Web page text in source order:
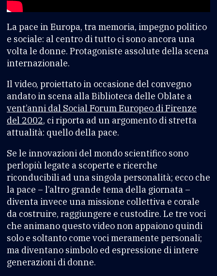
La pace in Europa, tra memoria, impegno politico
e sociale: al centro di tutto ci sono ancora una
volta le donne. Protagoniste assolute della scena
internazionale.
Il video, proiettato in occasione del convegno
andato in scena alla Biblioteca delle Oblate a
vent’anni dal Social Forum Europeo di Firenze
del 2002, ci riporta ad un argomento di stretta
attualità: quello della pace.
Se le innovazioni del mondo scientifico sono
perlopiù legate a scoperte e ricerche
riconducibili ad una singola personalità; ecco che
la pace – l’altro grande tema della giornata –
diventa invece una missione collettiva e corale
da costruire, raggiungere e custodire. Le tre voci
che animano questo video non appaiono quindi
solo e soltanto come voci meramente personali;
ma diventano simbolo ed espressione di intere
generazioni di donne.